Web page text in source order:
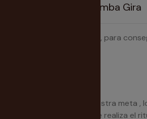
recomienda Vela Pomba Gira
a la Deidad Pomba Gira, para
entre nosotros y nuestra meta ,
la conexión mientras se realiza el